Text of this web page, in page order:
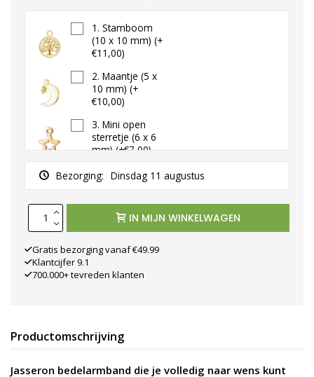
1. Stamboom
(10 x 10 mm) (+
€11,00)
2. Maantje (5 x
10 mm) (+
€10,00)
3. Mini open
sterretje (6 x 6
mm) (+€7,00)
4. Klavertje vier
(6 x 7 mm) (+
5. bol hartje
klein (5 x 5-mm)
(+€8,00)
6. Bol hartje
groot (7 x 8 mm)
hartjes eruit (5 x
6 mm) (+€9,00)
8. Witte parel (5
Bezorging: Dinsdag 11 augustus
IN MIJN WINKELWAGEN
Gratis bezorging vanaf €49.99
Klantcijfer 9.1
700.000+ tevreden klanten
Productomschrijving
Jasseron bedelarmband die je volledig naar wens kunt